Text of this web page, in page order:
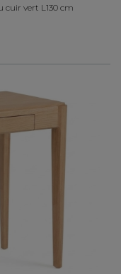
cuir vert L130 cm